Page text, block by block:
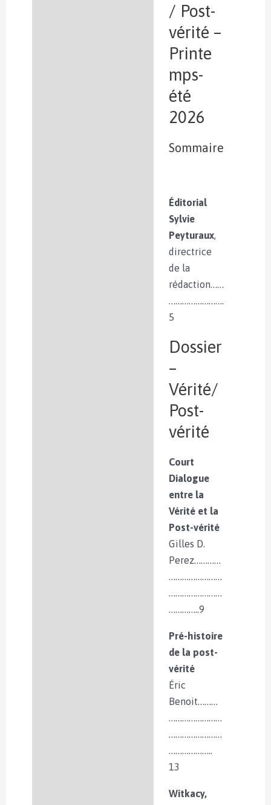
/ Post-
vérité –
Printe
mps-
été
2026
Sommaire
Éditorial
Sylvie
Peyturaux,
directrice
de la
rédaction……
…………………….
5
Dossier
–
Vérité/
Post-
vérité
Court
Dialogue
entre la
Vérité et la
Post-vérité
Gilles D.
Perez…………
……………………
……………………
…………..9
Pré-histoire
de la post-
vérité
Éric
Benoit………
……………………
……………………
………………..
13
Witkacy,